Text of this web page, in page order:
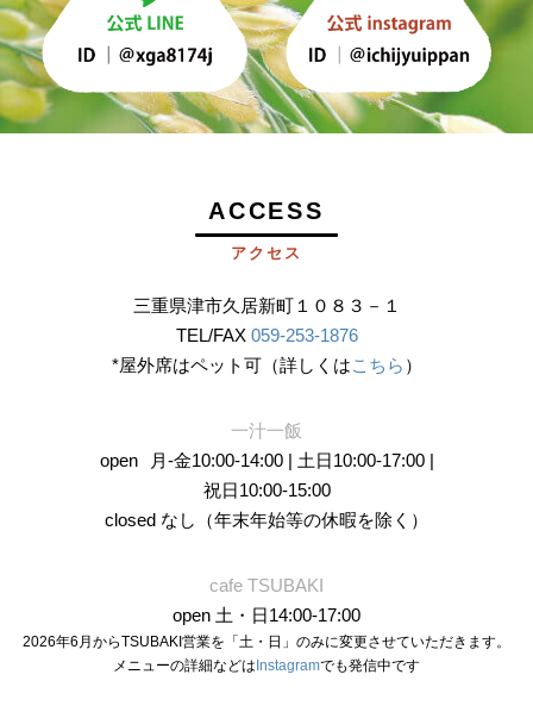
ACCESS
アクセス
三重県津市久居新町１０８３－１
TEL/FAX 059-253-1876
*屋外席はペット可（詳しくはこちら ）
一汁一飯
open
月-金10:00-14:00 | 土日10:00-17:00 |
祝日10:00-15:00
closed なし（年末年始等の休暇を除く）
cafe TSUBAKI
open 土・日14:00-17:00
2026年6月からTSUBAKI営業を「土・日」のみに変更させていただきます。
メニューの詳細などは Instagramでも発信中です